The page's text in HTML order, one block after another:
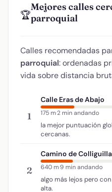
🏆
Mejores calles
parroquial
Calles recomendadas
parroquial: ordenadas
vida sobre distancia
1
Calle Eras de Abajo
175 m·2 min andando
la mejor puntuación
cercanas.
2
Camino de Colliguilla
640 m·9 min andando
algo más lejos pero
alta.